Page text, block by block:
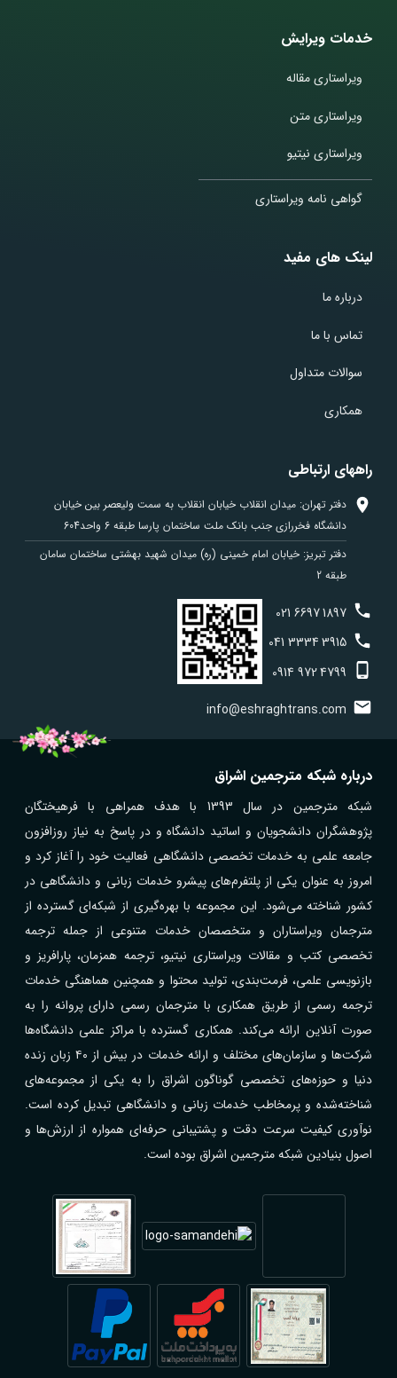
خدمات ویرایش
ویراستاری مقاله
ویراستاری متن
ویراستاری نیتیو
گواهی نامه ویراستاری
لینک های مفید
درباره ما
تماس با ما
سوالات متداول
همکاری
راههای ارتباطی
دفتر تهران: میدان انقلاب خیابان انقلاب به سمت ولیعصر بین خیابان
دانشگاه فخررازی جنب بانک ملت ساختمان پارسا طبقه 6 واحد604
دفتر تبریز: خیابان امام خمینی (ره) میدان شهید بهشتی ساختمان سامان
طبقه 2
021 66971897
041 33343915
0914 9724799
info@eshraghtrans.com
درباره شبکه مترجمین اشراق
شبکه مترجمین در سال 1393 با هدف همراهی با فرهیختگان
پژوهشگران دانشجویان و اساتید دانشگاه و در پاسخ به نیاز روزافزون
جامعه علمی به خدمات تخصصی دانشگاهی فعالیت خود را آغاز کرد و
امروز به عنوان یکی از پلتفرم‌های پیشرو خدمات زبانی و دانشگاهی در
کشور شناخته می‌شود. این مجموعه با بهره‌گیری از شبکه‌ای گسترده از
مترجمان ویراستاران و متخصصان خدمات متنوعی از جمله ترجمه
تخصصی کتب و مقالات ویراستاری نیتیو، ترجمه همزمان، پارافریز و
بازنویسی علمی، فرمت‌بندی، تولید محتوا و همچنین هماهنگی خدمات
ترجمه رسمی از طریق همکاری با مترجمان رسمی دارای پروانه را به
صورت آنلاین ارائه می‌کند. همکاری گسترده با مراکز علمی دانشگاه‌ها
شرکت‌ها و سازمان‌های مختلف و ارائه خدمات در بیش از ۴۰ زبان زنده
دنیا و حوزه‌های تخصصی گوناگون اشراق را به یکی از مجموعه‌های
شناخته‌شده و پرمخاطب خدمات زبانی و دانشگاهی تبدیل کرده است.
نوآوری کیفیت سرعت دقت و پشتیبانی حرفه‌ای همواره از ارزش‌ها و
اصول بنیادین شبکه مترجمین اشراق بوده است.